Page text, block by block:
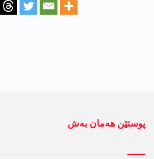
پوستێن ھەمان بەش